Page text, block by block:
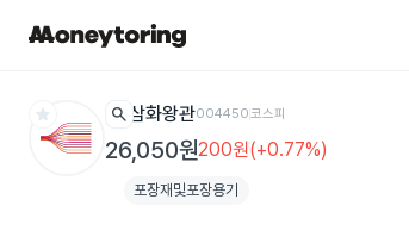
star search 삼화왕관004450코스피
26,050원200원(+0.77%)
포장재및포장용기